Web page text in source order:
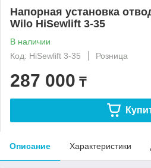
Напорная установка
Wilo HiSewlift 3-35
В наличии
Код: HiSewlift 3-35
Розница
287 000 ₸
Описание Характеристики